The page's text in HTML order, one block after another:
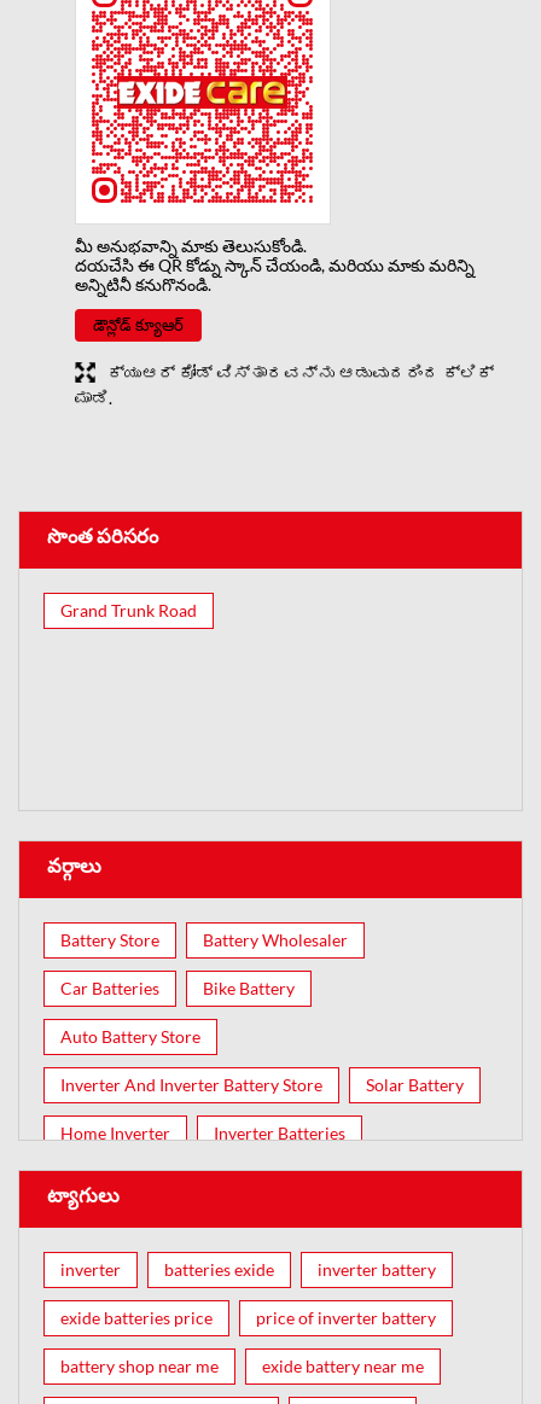
మీ అనుభవాన్ని మాకు తెలుసుకోండి.
దయచేసి ఈ QR కోడ్ను స్కాన్ చేయండి, మరియు మాకు మరిన్ని
అన్నిటినీ కనుగొనండి.
డౌన్లోడ్ క్యూఆర్
ಕ್ಯುಆರ್ ಕೋಡ್ ವಿಸ್ತಾರವನ್ನು ಆಡುವುದರಿಂದ ಕ್ಲಿಕ್
ಮಾಡಿ.
సొంత పరిసరం
Grand Trunk Road
వర్గాలు
Battery Store Battery Wholesaler
Car Batteries Bike Battery
Auto Battery Store
Inverter And Inverter Battery Store Solar Battery
Home Inverter Inverter Batteries
ట్యాగులు
inverter batteries exide inverter battery
exide batteries price price of inverter battery
battery shop near me exide battery near me